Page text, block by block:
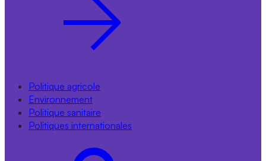
Politique agricole
Environnement
Politique sanitaire
Politiques internationales